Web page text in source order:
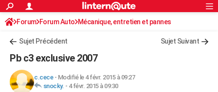
ACTUALITÉS
Politique
Société
Faits Divers
Education
Monde
Villes
+
FINANCE
Retraite
Impôts
Epargne
Immobilier
Risques naturels par ville
Banque
Assurance
Crédit
AUTO
Rechercher
S'inscrire
Connexion
Forum Forum Auto Mécanique, entretien et pannes
Sujet Précédent Sujet Suivant
Pb c3 exclusive 2007
c.cece- Modifié le 4 févr. 2015 à 09:27
snocky. - 4 févr. 2015 à 09:30